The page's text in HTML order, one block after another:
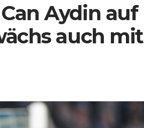
Aydin auf
auch mit